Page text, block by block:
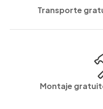
Transporte
Montaje